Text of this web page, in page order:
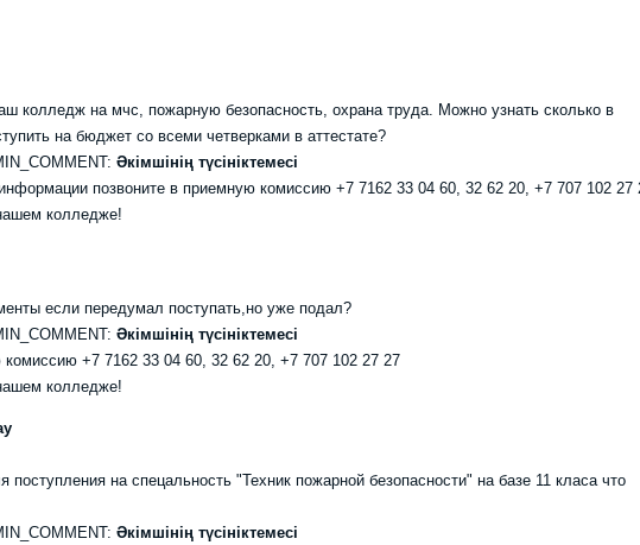
колледж на мчс, пожарную безопасность, охрана труда. Можно узнать сколько в
на бюджет со всеми четверками в аттестате?
Әкімшінің түсініктемесі
позвоните в приемную комиссию +7 7162 33 04 60, 32 62 20, +7 707 102 27
колледже!
если передумал поступать,но уже подал?
Әкімшінің түсініктемесі
+7 7162 33 04 60, 32 62 20, +7 707 102 27 27
колледже!
на спецальность "Техник пожарной безопасности" на базе 11 класа что
Әкімшінің түсініктемесі